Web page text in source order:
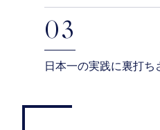
03
日本一の実践に裏打ち